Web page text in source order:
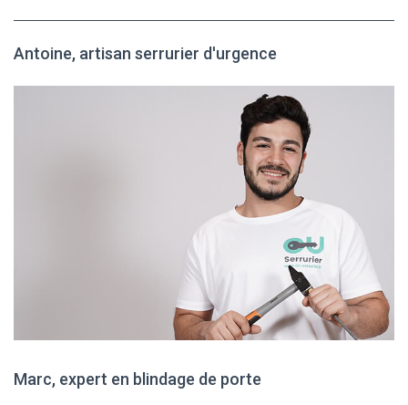
Antoine, artisan serrurier d'urgence
Marc, expert en blindage de porte